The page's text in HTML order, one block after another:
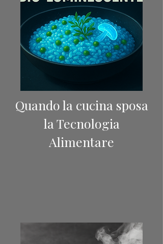
Quando la cucina sposa
la Tecnologia
Alimentare